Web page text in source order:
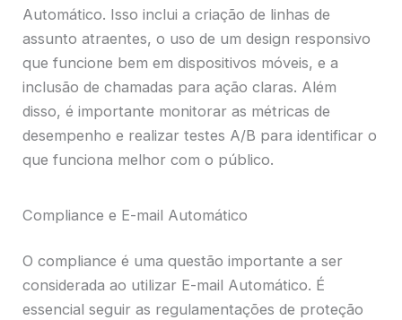
Automático. Isso inclui a criação de linhas de
assunto atraentes, o uso de um design responsivo
que funcione bem em dispositivos móveis, e a
inclusão de chamadas para ação claras. Além
disso, é importante monitorar as métricas de
desempenho e realizar testes A/B para identificar o
que funciona melhor com o público.
Compliance e E-mail Automático
O compliance é uma questão importante a ser
considerada ao utilizar E-mail Automático. É
essencial seguir as regulamentações de proteção